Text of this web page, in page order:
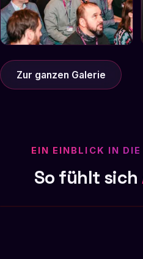
Zur ganzen Galerie
EIN EINBLICK IN
So fühlt sich